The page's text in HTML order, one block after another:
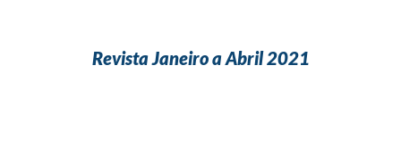
Revista Janeiro a Abril 2021